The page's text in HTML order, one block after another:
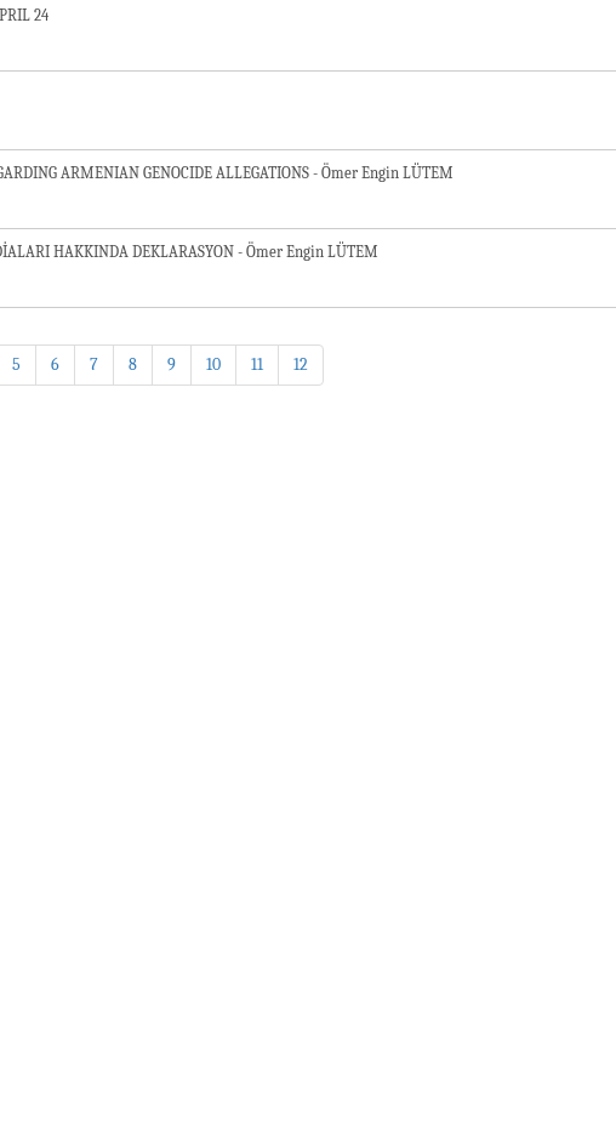
24
ARMENIAN GENOCIDE ALLEGATIONS - Ömer Engin LÜTEM
HAKKINDA DEKLARASYON - Ömer Engin LÜTEM
5 6 7 8 9 10 11 12